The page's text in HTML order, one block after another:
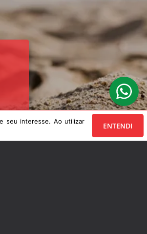
seu interesse. Ao utilizar
ENTENDI